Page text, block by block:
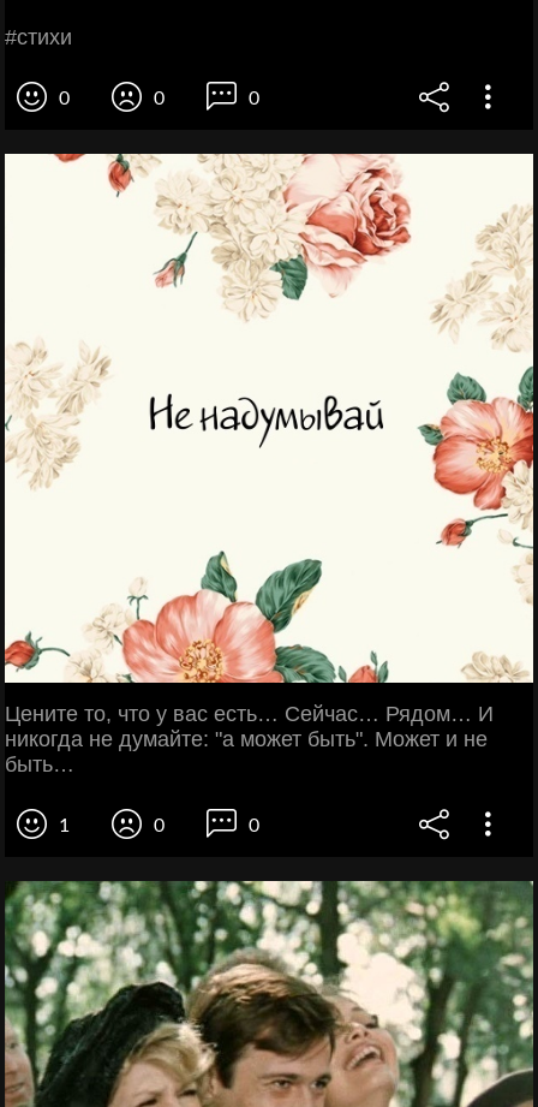
#cтихи
0 0 0
Цените то, что у вас есть… Сейчас… Рядом… И
никогда не думайте: "а может быть". Может и не
быть…
1 0 0